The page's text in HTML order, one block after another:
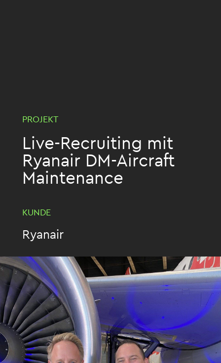
PROJEKT
Live-Recruiting mit
Ryanair DM-Aircraft
Maintenance
KUNDE
Ryanair